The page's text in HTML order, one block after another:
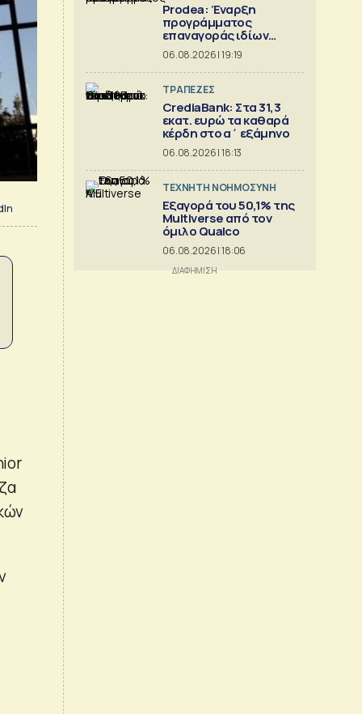
Prodea: Έναρξη
προγράμματος
επαναγοράς ιδίων
μετοχών
06.08.2026 | 19:19
ΤΡΑΠΕΖΕΣ
CrediaBank: Στα 31,3
εκατ. ευρώ τα καθαρά
κέρδη στο α΄ εξάμηνο
06.08.2026 | 18:13
TΕΧΝΗΤΗ ΝΟΗΜΟΣΥΝΗ
Εξαγορά του 50,1% της
Multiverse από τον
όμιλο Qualco
06.08.2026 | 18:06